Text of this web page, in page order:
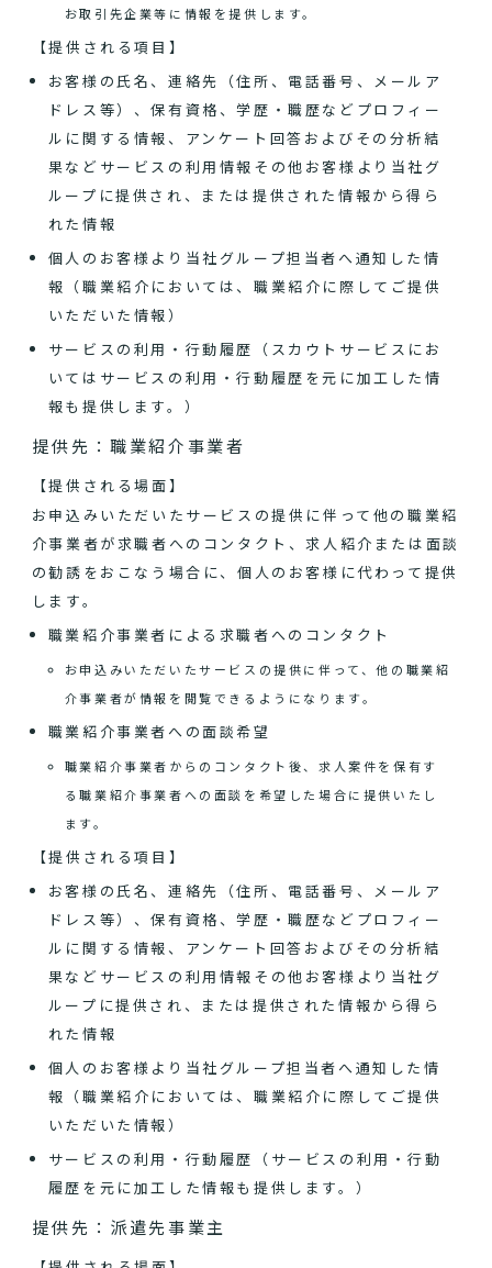
お取引先企業等に情報を提供します。
【提供される項目】
お客様の氏名、連絡先（住所、電話番号、メールア
ドレス等）、保有資格、学歴・職歴などプロフィー
ルに関する情報、アンケート回答およびその分析結
果などサービスの利用情報その他お客様より当社グ
ループに提供され、または提供された情報から得ら
れた情報
個人のお客様より当社グループ担当者へ通知した情
報（職業紹介においては、職業紹介に際してご提供
いただいた情報）
サービスの利用・行動履歴（スカウトサービスにお
いてはサービスの利用・行動履歴を元に加工した情
報も提供します。）
提供先：職業紹介事業者
【提供される場面】
お申込みいただいたサービスの提供に伴って他の職業紹
介事業者が求職者へのコンタクト、求人紹介または面談
の勧誘をおこなう場合に、個人のお客様に代わって提供
します。
職業紹介事業者による求職者へのコンタクト
お申込みいただいたサービスの提供に伴って、他の職業紹
介事業者が情報を閲覧できるようになります。
職業紹介事業者への面談希望
職業紹介事業者からのコンタクト後、求人案件を保有す
る職業紹介事業者への面談を希望した場合に提供いたし
ます。
【提供される項目】
お客様の氏名、連絡先（住所、電話番号、メールア
ドレス等）、保有資格、学歴・職歴などプロフィー
ルに関する情報、アンケート回答およびその分析結
果などサービスの利用情報その他お客様より当社グ
ループに提供され、または提供された情報から得ら
れた情報
個人のお客様より当社グループ担当者へ通知した情
報（職業紹介においては、職業紹介に際してご提供
いただいた情報）
サービスの利用・行動履歴（サービスの利用・行動
履歴を元に加工した情報も提供します。）
提供先：派遣先事業主